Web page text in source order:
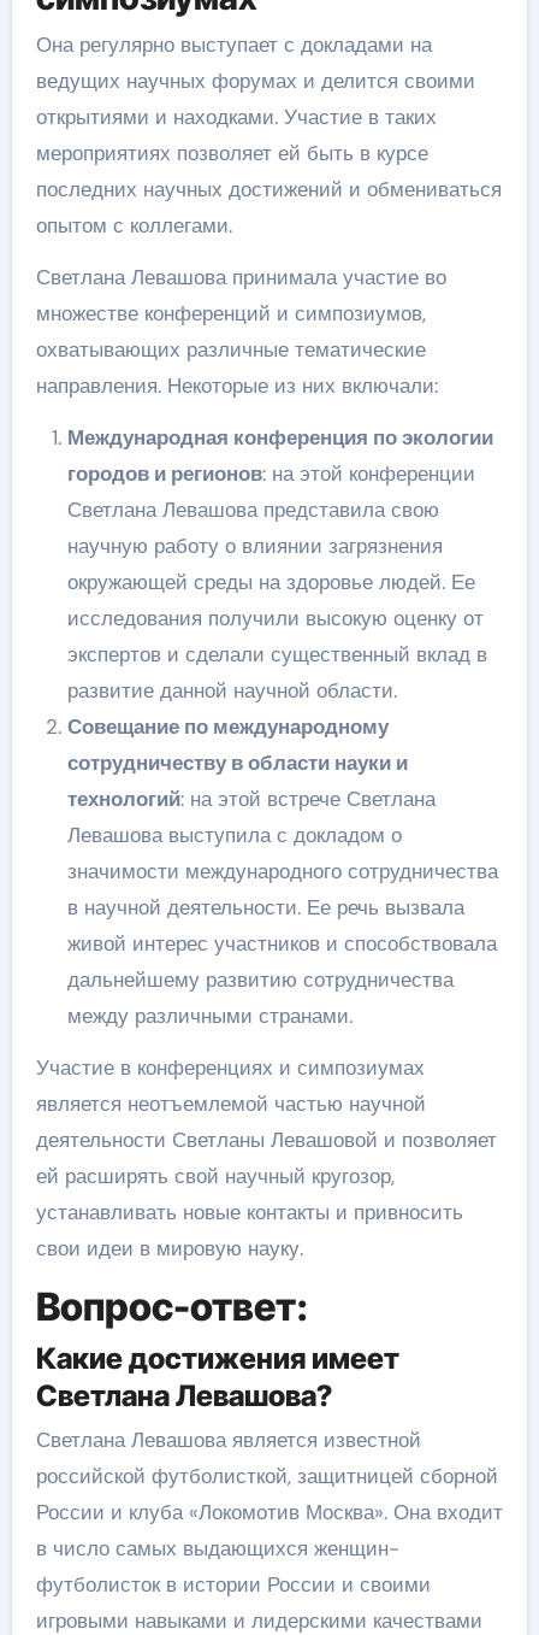
Она регулярно выступает с докладами на
ведущих научных форумах и делится своими
открытиями и находками. Участие в таких
мероприятиях позволяет ей быть в курсе
последних научных достижений и обмениваться
опытом с коллегами.
Светлана Левашова принимала участие во
множестве конференций и симпозиумов,
охватывающих различные тематические
направления. Некоторые из них включали:
Международная конференция по экологии
городов и регионов: на этой конференции
Светлана Левашова представила свою
научную работу о влиянии загрязнения
окружающей среды на здоровье людей. Ее
исследования получили высокую оценку от
экспертов и сделали существенный вклад в
развитие данной научной области.
Совещание по международному
сотрудничеству в области науки и
технологий: на этой встрече Светлана
Левашова выступила с докладом о
значимости международного сотрудничества
в научной деятельности. Ее речь вызвала
живой интерес участников и способствовала
дальнейшему развитию сотрудничества
между различными странами.
Участие в конференциях и симпозиумах
является неотъемлемой частью научной
деятельности Светланы Левашовой и позволяет
ей расширять свой научный кругозор,
устанавливать новые контакты и привносить
свои идеи в мировую науку.
Вопрос-ответ:
Какие достижения имеет
Светлана Левашова?
Светлана Левашова является известной
российской футболисткой, защитницей сборной
России и клуба «Локомотив Москва». Она входит
в число самых выдающихся женщин-
футболисток в истории России и своими
игровыми навыками и лидерскими качествами